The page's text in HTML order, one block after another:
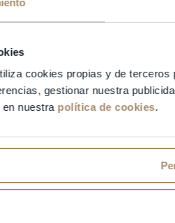
cookies propias y de terceros
gestionar nuestra
nuestra política de cookies.